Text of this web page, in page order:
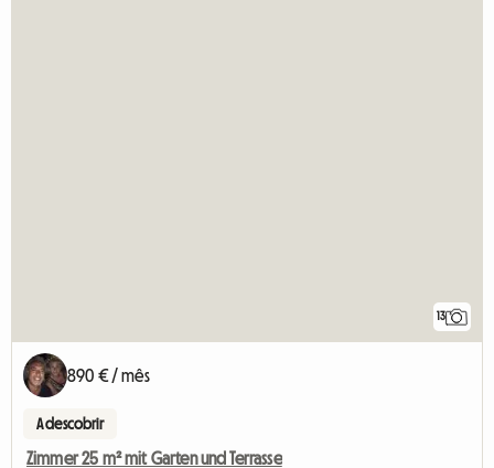
13
890 € / mês
A descobrir
Zimmer 25 m² mit Garten und Terrasse